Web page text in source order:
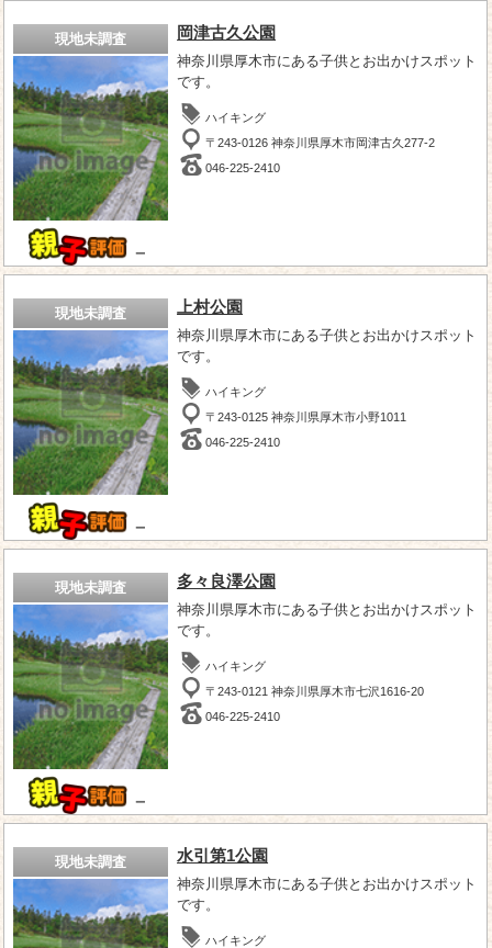
現地未調査
－
岡津古久公園
神奈川県厚木市にある子供とお出かけスポット
です。
ハイキング
〒243-0126 神奈川県厚木市岡津古久277-2
046-225-2410
現地未調査
－
上村公園
神奈川県厚木市にある子供とお出かけスポット
です。
ハイキング
〒243-0125 神奈川県厚木市小野1011
046-225-2410
現地未調査
－
多々良澤公園
神奈川県厚木市にある子供とお出かけスポット
です。
ハイキング
〒243-0121 神奈川県厚木市七沢1616-20
046-225-2410
現地未調査 水引第1公園
神奈川県厚木市にある子供とお出かけスポット
です。
ハイキング